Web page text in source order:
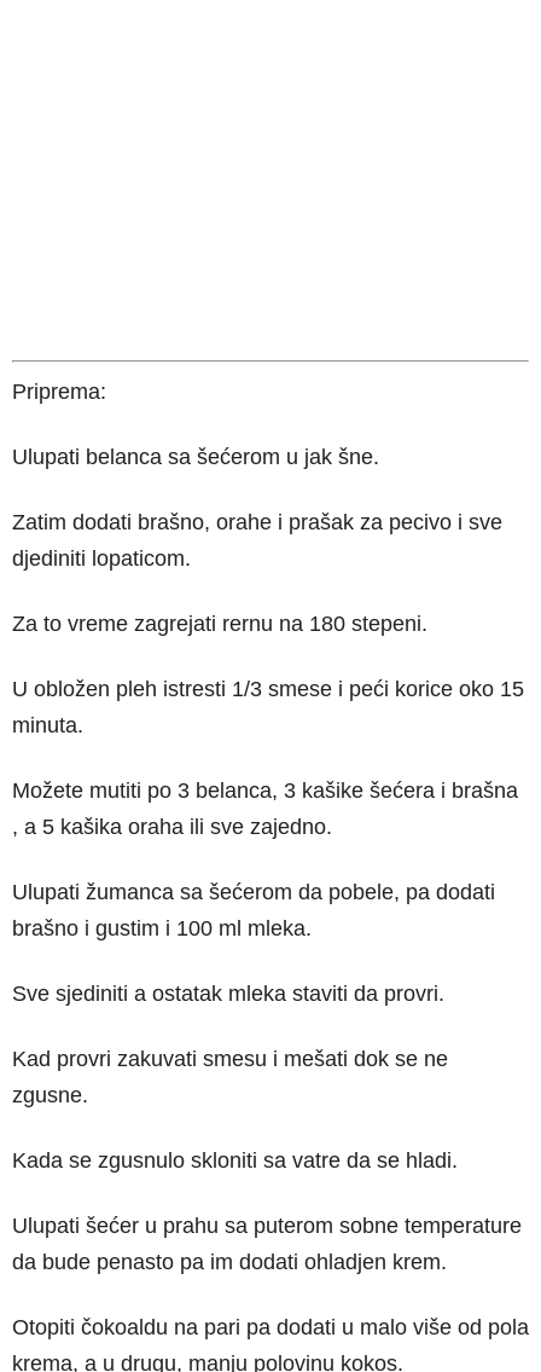
Priprema:
Ulupati belanca sa šećerom u jak šne.
Zatim dodati brašno, orahe i prašak za pecivo i sve
djediniti lopaticom.
Za to vreme zagrejati rernu na 180 stepeni.
U obložen pleh istresti 1/3 smese i peći korice oko 15
minuta.
Možete mutiti po 3 belanca, 3 kašike šećera i brašna
, a 5 kašika oraha ili sve zajedno.
Ulupati žumanca sa šećerom da pobele, pa dodati
brašno i gustim i 100 ml mleka.
Sve sjediniti a ostatak mleka staviti da provri.
Kad provri zakuvati smesu i mešati dok se ne
zgusne.
Kada se zgusnulo skloniti sa vatre da se hladi.
Ulupati šećer u prahu sa puterom sobne temperature
da bude penasto pa im dodati ohladjen krem.
Otopiti čokoaldu na pari pa dodati u malo više od pola
krema, a u drugu, manju polovinu kokos.